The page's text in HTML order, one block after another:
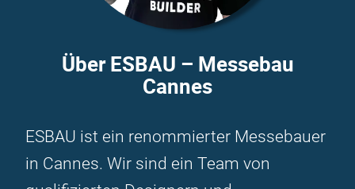
Über ESBAU – Messebau
Cannes
ESBAU ist ein renommierter Messebauer
in Cannes. Wir sind ein Team von